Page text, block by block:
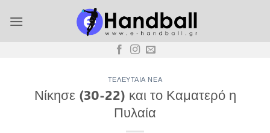
στο
ΤΕΛΕΥΤΑΊΑ ΝΈΑ
Νίκησε (30-22) και το Καματερό η
Πυλαία